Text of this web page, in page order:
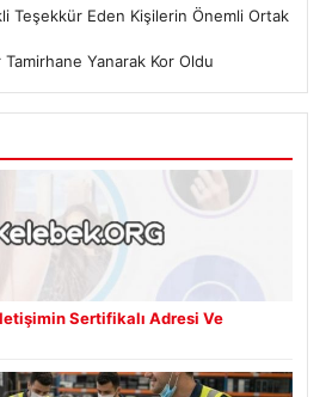
Teşekkür Eden Kişilerin Önemli Ortak
Tamirhane Yanarak Kor Oldu
Sertifikalı Adresi Ve